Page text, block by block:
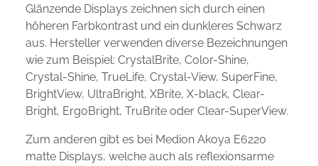
Glänzende Displays zeichnen sich durch einen
höheren Farbkontrast und ein dunkleres Schwarz
aus. Hersteller verwenden diverse Bezeichnungen
wie zum Beispiel: CrystalBrite, Color-Shine,
Crystal-Shine, TrueLife, Crystal-View, SuperFine,
BrightView, UltraBright, XBrite, X-black, Clear-
Bright, ErgoBright, TruBrite oder Clear-SuperView.
Zum anderen gibt es bei Medion Akoya E6220
matte Displays, welche auch als reflexionsarme